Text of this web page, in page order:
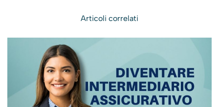
tra le imprese di
assicurazioni operanti
in Italia nel Ramo R.C.
Auto
Articoli correlati